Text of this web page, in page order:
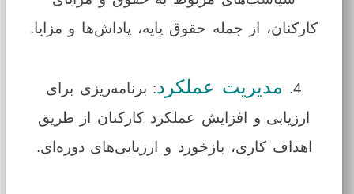
کارکنان، از جمله حقوق پایه، پاداش‌ها و مزایا.
مدیریت عملکرد : برنامه‌ریزی برای
ارزیابی و افزایش عملکرد کارکنان از طریق
اهداف کاری، بازخورد و ارزیابی‌های دوره‌ای.